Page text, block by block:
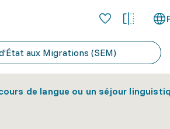
de langue ou un séjour